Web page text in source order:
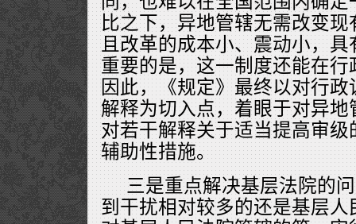
比之下，异地管辖无需改变
且改革的成本小、震动小，
重要的是，这一制度还能在
因此，《规定》最终以对行
解释为切入点，着眼于对异
对若干解释关于适当提高审
辅助性措施。
三是重点解决基层法院的
到干扰相对较多的还是基层